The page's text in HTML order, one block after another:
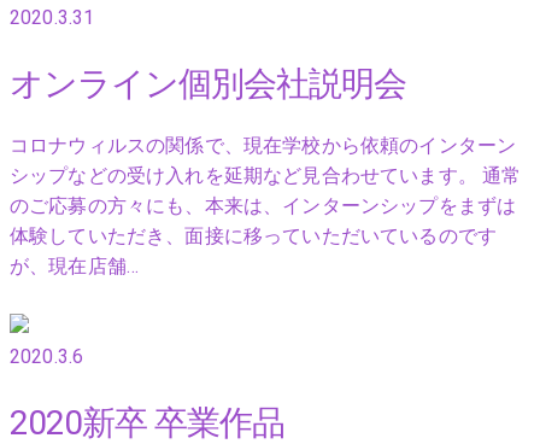
2020.3.31
オンライン個別会社説明会
コロナウィルスの関係で、現在学校から依頼のインターン
シップなどの受け入れを延期など見合わせています。 通常
のご応募の方々にも、本来は、インターンシップをまずは
体験していただき、面接に移っていただいているのです
が、現在店舗…
2020.3.6
2020新卒 卒業作品